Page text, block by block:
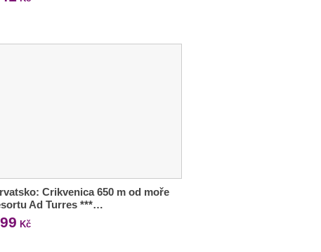
Crikvenica 650 m od moře
Ad Turres ***…
Kč